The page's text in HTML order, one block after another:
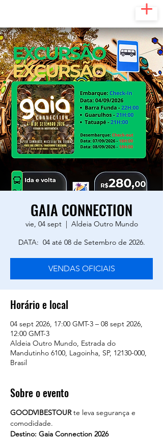
GAIA CONNECTION
vie, 04 sept
  |
Aldeia Outro Mundo
DATA: 04 até 08 de Setembro de 2026.
VENDAS OFICIAIS
Horário e local
04 sept 2026, 17:00 GMT-3 – 08 sept 2026,
12:00 GMT-3
Aldeia Outro Mundo, Estrada do
Mandutinho 6100, Lagoinha, SP, 12130-000,
Brasil
Sobre o evento
GOODVIBESTOUR te leva segurança e
comodidade.
Destino: Gaia Connection 2026